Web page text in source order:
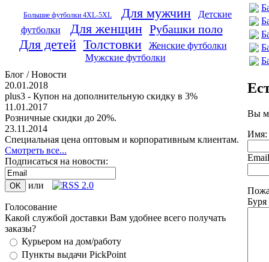
Большие футболки 4XL-5XL Для мужчин
Детские
футболки
Для женщин Рубашки поло
Для детей Толстовки
Женские футболки
Мужские футболки
Блог / Новости
20.01.2018
plus3 - Купон на дополнительную скидку в 3%
11.01.2017
Розничные скидки до 20%.
23.11.2014
Специальная цена оптовым и корпоративным клиентам.
Смотреть все...
Подписаться на новости:
или
Голосование
Какой службой доставки Вам удобнее всего получать
заказы?
Курьером на дом/работу
Пункты выдачи PickPoint
Вы
Имя:
Email
Буря